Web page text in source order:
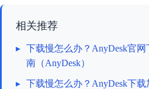
相关推荐
▸ 下载慢怎么办？AnyDesk官
南（AnyDesk）
▸ 下载慢怎么办？AnyDesk下